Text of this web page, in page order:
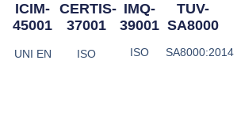
ICIM-
45001
UNI EN
CERTIS-
37001
ISO
IMQ-
39001
ISO
TUV-
SA8000
SA8000:2014